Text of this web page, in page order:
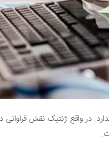
در واقع ژنتیک نقش فراوانی